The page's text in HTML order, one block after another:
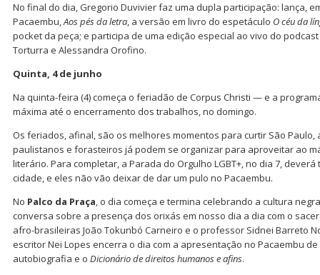
No final do dia, Gregorio Duvivier faz uma dupla participação: lança,
Pacaembu,Aos pés da letra, a versão em livro do espetáculo O céu da
pocket da peça; e participa de uma edição especial ao vivo do podcast
Torturra e Alessandra Orofino.
Quinta, 4 de junho
Na quinta-feira (4) começa o feriadão de Corpus Christi — e a
máxima até o encerramento dos trabalhos, no domingo.
Os feriados, afinal, são os melhores momentos para curtir São Paulo,
paulistanos e forasteiros já podem se organizar para aproveitar ao
literário. Para completar, a Parada do Orgulho LGBT+, no dia 7,
cidade, e eles não vão deixar de dar um pulo no Pacaembu.
No Palco da Praça, o dia começa e termina celebrando a cultura
conversa sobre a presença dos orixás em nosso dia a dia com o
afro-brasileiras João Tokunbó Carneiro e o professor Sidnei Barreto
escritor Nei Lopes encerra o dia com a apresentação no Pacaembu
autobiografia e o Dicionário de direitos humanos e afins.